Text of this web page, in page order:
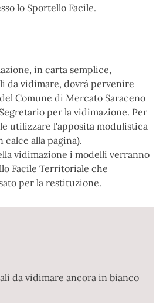
lo Sportello Facile.
in carta semplice,
da vidimare, dovrà pervenire
Comune di Mercato Saraceno
per la vidimazione. Per
utilizzare l'apposita modulistica
alla pagina).
vidimazione i modelli verranno
Facile Territoriale che
per la restituzione.
da vidimare ancora in bianco